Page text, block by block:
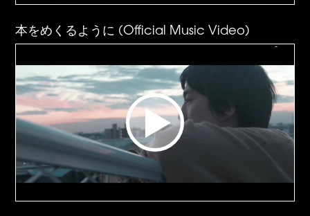
本をめくるように (Official Music Video)